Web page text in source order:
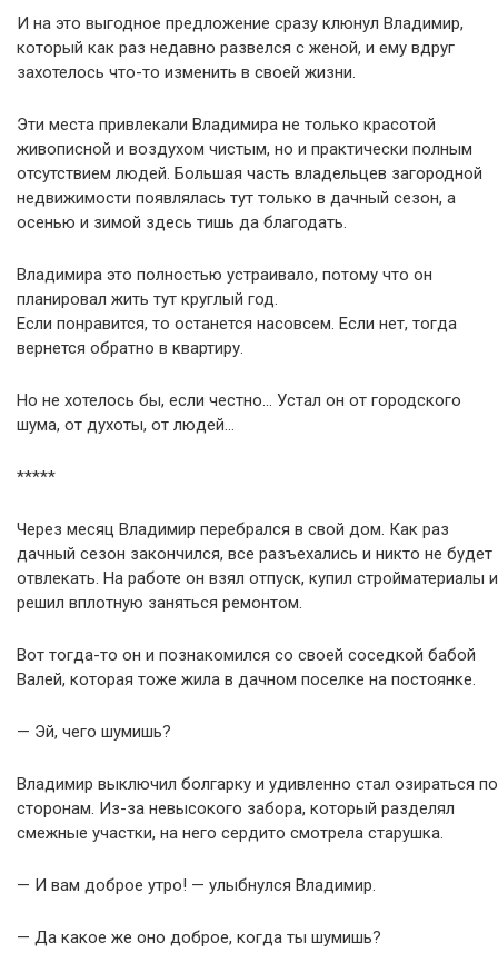
И на это выгодное предложение сразу клюнул Владимир,
который как раз недавно развелся с женой, и ему вдруг
захотелось что-то изменить в своей жизни.
Эти места привлекали Владимира не только красотой
живописной и воздухом чистым, но и практически полным
отсутствием людей. Большая часть владельцев загородной
недвижимости появлялась тут только в дачный сезон, а
осенью и зимой здесь тишь да благодать.
Владимира это полностью устраивало, потому что он
планировал жить тут круглый год.
Если понравится, то останется насовсем. Если нет, тогда
вернется обратно в квартиру.
Но не хотелось бы, если честно… Устал он от городского
шума, от духоты, от людей…
*****
Через месяц Владимир перебрался в свой дом. Как раз
дачный сезон закончился, все разъехались и никто не будет
отвлекать. На работе он взял отпуск, купил стройматериалы и
решил вплотную заняться ремонтом.
Вот тогда-то он и познакомился со своей соседкой бабой
Валей, которая тоже жила в дачном поселке на постоянке.
— Эй, чего шумишь?
Владимир выключил болгарку и удивленно стал озираться по
сторонам. Из-за невысокого забора, который разделял
смежные участки, на него сердито смотрела старушка.
— И вам доброе утро! — улыбнулся Владимир.
— Да какое же оно доброе, когда ты шумишь?